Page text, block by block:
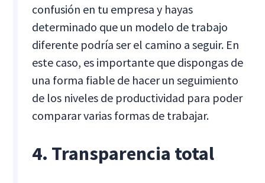
confusión en tu empresa y hayas
determinado que un modelo de trabajo
diferente podría ser el camino a seguir. En
este caso, es importante que dispongas de
una forma fiable de hacer un seguimiento
de los niveles de productividad para poder
comparar varias formas de trabajar.
4. Transparencia total